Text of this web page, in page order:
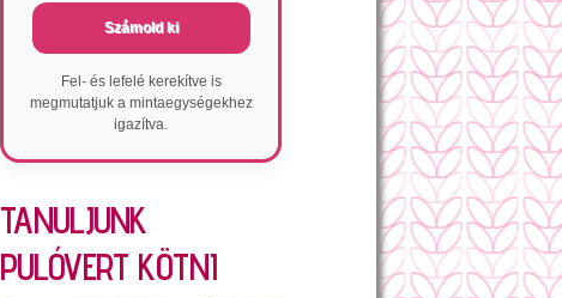
Számold ki
Fel- és lefelé kerekítve is
megmutatjuk a mintaegységekhez
igazítva.
TANULJUNK
PULÓVERT KÖTNI